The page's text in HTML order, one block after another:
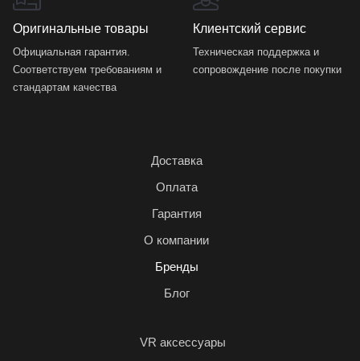
Оригинальные товары
Официальная гарантия.
Соответствуем требованиям и
стандартам качества
Клиентский сервис
Техническая поддержка и
сопровождение после покупки
Доставка
Оплата
Гарантия
О компании
Бренды
Блог
VR аксессуары